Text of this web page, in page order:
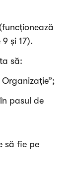
și 17).
să:
pasul de
să fie pe